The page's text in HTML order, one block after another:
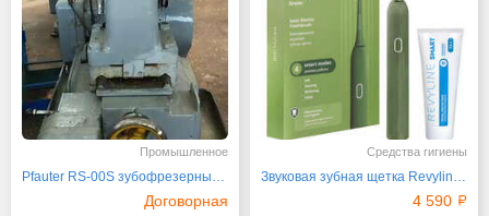
Промышленное
Pfauter RS-00S зубофрезерный станок
Договорная
Средства гигиены
Звуковая зубная щетка Revyline RL060
4 590